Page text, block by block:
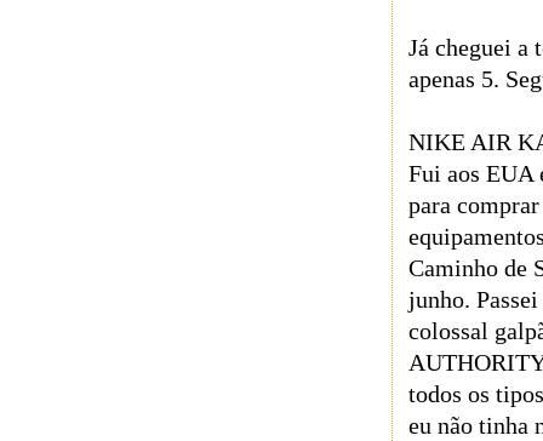
Já cheguei a
apenas 5.
NIKE AIR
Fui aos EUA
para
Caminho de
junho.
colossal
todos os
eu não tinha